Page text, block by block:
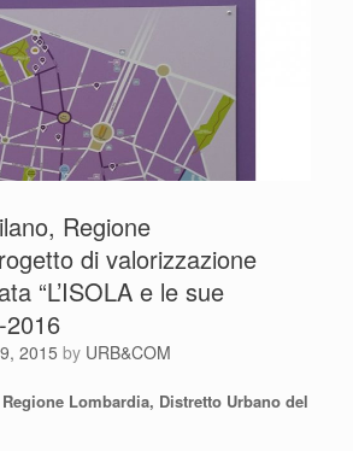
Regione
di valorizzazione
“L’ISOLA e le sue
2016
2015 by URB&COM
Lombardia, Distretto Urbano del